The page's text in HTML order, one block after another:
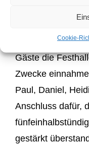
Cookie-
Sabine und
Gäste die
Zwecke
Paul, Daniel,
Anschluss dafür,
gestärkt